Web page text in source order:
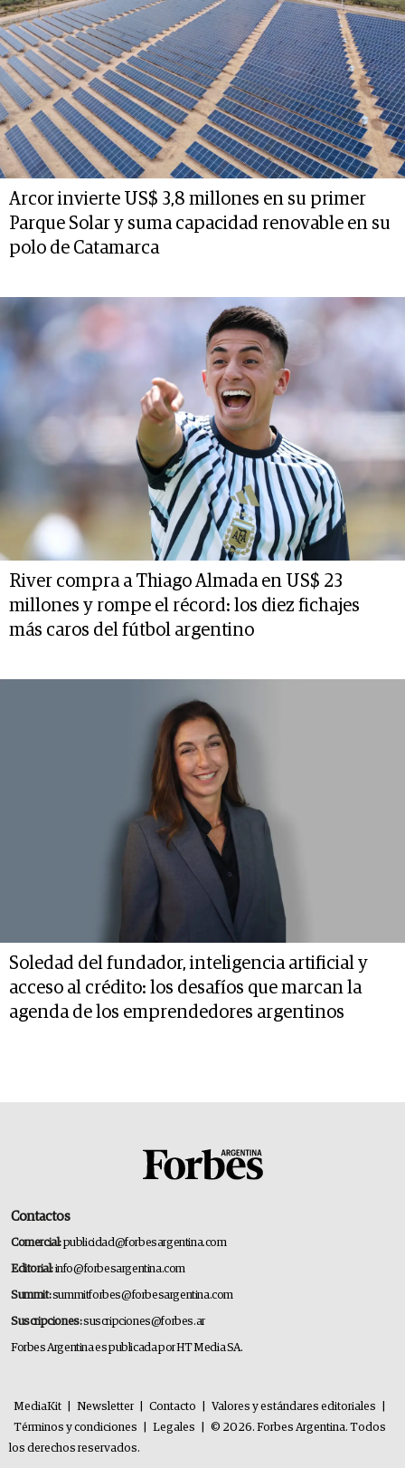
Arcor invierte US$ 3,8 millones en su primer
Parque Solar y suma capacidad renovable en su
polo de Catamarca
River compra a Thiago Almada en US$ 23
millones y rompe el récord: los diez fichajes
más caros del fútbol argentino
Soledad del fundador, inteligencia artificial y
acceso al crédito: los desafíos que marcan la
agenda de los emprendedores argentinos
Contactos
Comercial:publicidad@forbesargentina.com
Editorial:info@forbesargentina.com
Summit:summitforbes@forbesargentina.com
Suscripciones:suscripciones@forbes.ar
Forbes Argentina es publicada por HT Media SA.
MediaKit Newsletter Contacto Valores y estándares editoriales
Términos y condiciones
Legales
© 2026. Forbes Argentina. Todos
los derechos reservados.